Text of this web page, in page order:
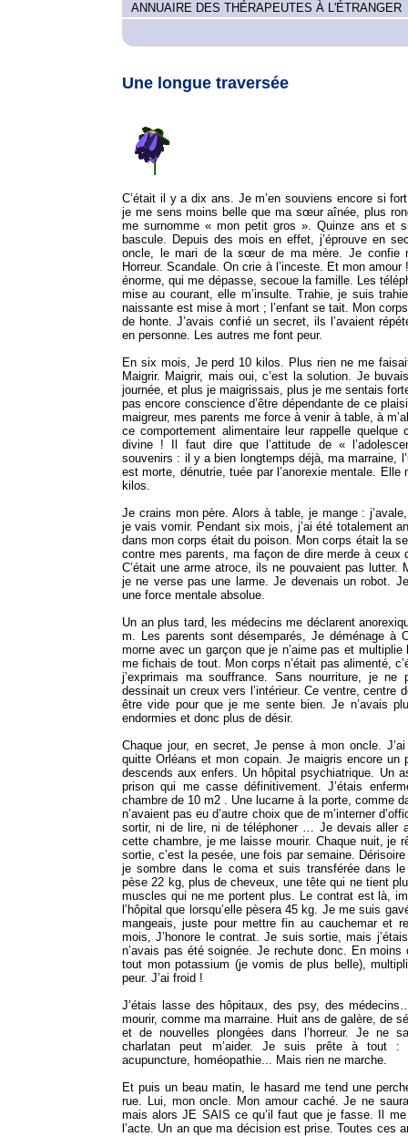
ANNUAIRE DES THÉRAPEUTES À L'ÉTRANGER
Une longue traversée
C’était il y a dix ans. Je m’en souviens encore si
je me sens moins belle que ma sœur aînée, plus
me surnomme « mon petit gros ». Quinze ans et
bascule. Depuis des mois en effet, j’éprouve en
oncle, le mari de la sœur de ma mère. Je confie
Horreur. Scandale. On crie à l’inceste. Et mon
énorme, qui me dépasse, secoue la famille. Les
mise au courant, elle m’insulte. Trahie, je suis
naissante est mise à mort ; l’enfant se tait. Mon
de honte. J’avais confié un secret, ils l’avaient
en personne. Les autres me font peur.
En six mois, Je perd 10 kilos. Plus rien ne me
Maigrir. Maigrir, mais oui, c’est la solution. Je
journée, et plus je maigrissais, plus je me sentais
pas encore conscience d’être dépendante de ce
maigreur, mes parents me force à venir à table, à
ce comportement alimentaire leur rappelle quelque
divine ! Il faut dire que l’attitude de «
souvenirs : il y a bien longtemps déjà, ma marraine,
est morte, dénutrie, tuée par l’anorexie mentale.
kilos.
Je crains mon père. Alors à table, je mange :
je vais vomir. Pendant six mois, j’ai été totalement
dans mon corps était du poison. Mon corps était la
contre mes parents, ma façon de dire merde à ceux
C’était une arme atroce, ils ne pouvaient pas lutter.
je ne verse pas une larme. Je devenais un robot.
une force mentale absolue.
Un an plus tard, les médecins me déclarent
m. Les parents sont désemparés, Je déménage à
morne avec un garçon que je n’aime pas et
me fichais de tout. Mon corps n’était pas alimenté,
j’exprimais ma souffrance. Sans nourriture, je ne
dessinait un creux vers l’intérieur. Ce ventre, centre
être vide pour que je me sente bien. Je n’avais
endormies et donc plus de désir.
Chaque jour, en secret, Je pense à mon oncle.
quitte Orléans et mon copain. Je maigris encore un
descends aux enfers. Un hôpital psychiatrique. Un
prison qui me casse définitivement. J’étais
chambre de 10 m2 . Une lucarne à la porte, comme
n’avaient pas eu d’autre choix que de m’interner
sortir, ni de lire, ni de téléphoner … Je devais aller
cette chambre, je me laisse mourir. Chaque nuit, je
sortie, c’est la pesée, une fois par semaine.
je sombre dans le coma et suis transférée dans
pèse 22 kg, plus de cheveux, une tête qui ne tient
muscles qui ne me portent plus. Le contrat est là,
l’hôpital que lorsqu’elle pèsera 45 kg. Je me suis
mangeais, juste pour mettre fin au cauchemar et
mois, J’honore le contrat. Je suis sortie, mais
n’avais pas été soignée. Je rechute donc. En
tout mon potassium (je vomis de plus belle),
peur. J’ai froid !
J’étais lasse des hôpitaux, des psy, des
mourir, comme ma marraine. Huit ans de galère, de
et de nouvelles plongées dans l’horreur. Je ne
charlatan peut m’aider. Je suis prête à tout :
acupuncture, homéopathie... Mais rien ne marche.
Et puis un beau matin, le hasard me tend une
rue. Lui, mon oncle. Mon amour caché. Je ne
mais alors JE SAIS ce qu’il faut que je fasse. Il
l’acte. Un an que ma décision est prise. Toutes ces